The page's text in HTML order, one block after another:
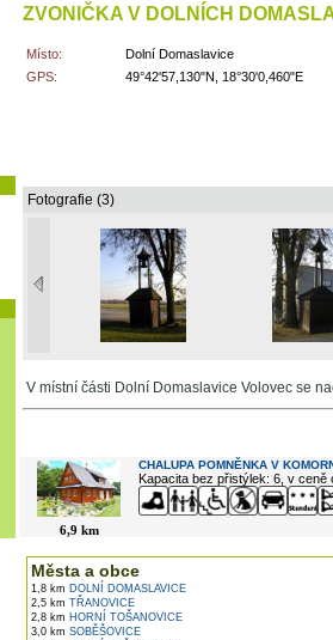
ZVONIČKA V DOLNÍCH
Místo:
Dolní Domaslavice
GPS:
49°42'57,130"N, 18°30'0,460"E
Fotografie (3)
V místní části Dolní Domaslavice Volovec se
6,9 km
CHALUPA POMNĚNKA V
Kapacita bez přistýlek: 6, v ceně
Města a obce
1,8 km DOLNÍ DOMASLAVICE
2,5 km TŘANOVICE
2,8 km HORNÍ TOŠANOVICE
3,0 km SOBĚŠOVICE